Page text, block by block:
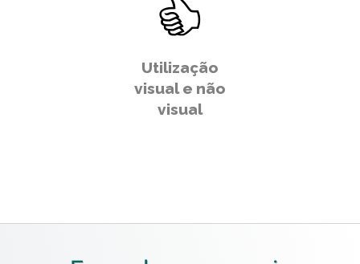
Utilização
visual e não
visual